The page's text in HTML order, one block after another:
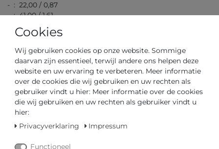
- : 22,00 / 0,87
- : 41,00 / 1,61
- : 10,00 / 0,39
- : 10,00
- : 63,00 / 2,22
Cookies
Wij gebruiken cookies op onze website. Sommige
daarvan zijn essentieel, terwijl andere ons helpen deze
website en uw ervaring te verbeteren. Meer informatie
over de cookies die wij gebruiken en uw rechten als
gebruiker vindt u hier: Meer informatie over de cookies
die wij gebruiken en uw rechten als gebruiker vindt u
hier:
Privacyverklaring
Impressum
Functioneel